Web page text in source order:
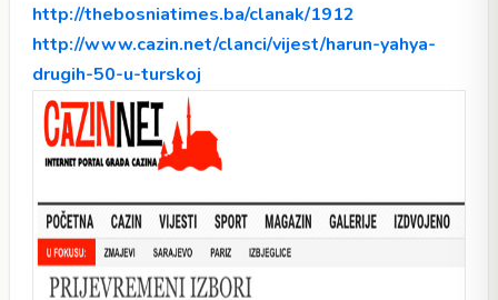
http://thebosniatimes.ba/clanak/1912
http://www.cazin.net/clanci/vijest/harun-yahya-
drugih-50-u-turskoj